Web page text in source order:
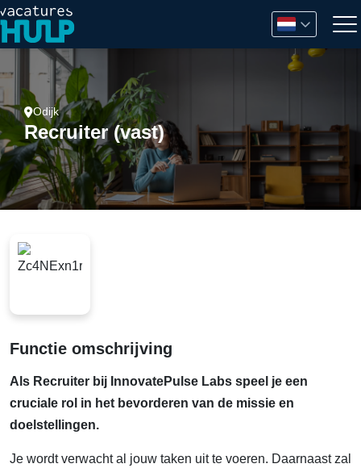
Odijk
Recruiter (vast)
Functie omschrijving
Als Recruiter bij InnovatePulse Labs speel je een
cruciale rol in het bevorderen van de missie en
doelstellingen.
Je wordt verwacht al jouw taken uit te voeren. Daarnaast zal